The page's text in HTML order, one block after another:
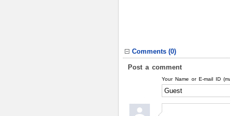
Comments (0)
Post a comment
Your Name or E-mail ID